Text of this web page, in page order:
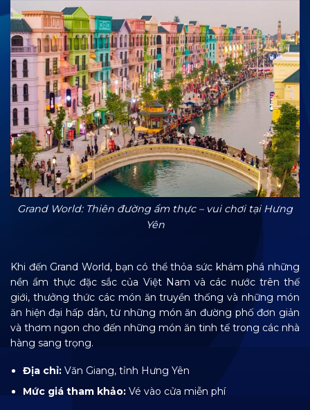
Grand World: Thiên đường ẩm thực – vui chơi tại Hưng
Yên
Khi đến Grand World, bạn có thể thỏa sức khám phá những
nền ẩm thực đặc sắc của Việt Nam và các nước trên thế
giới, thưởng thức các món ăn truyền thống và những món
ăn hiện đại hấp dẫn, từ những món ăn đường phố đơn giản
và thơm ngon cho đến những món ăn tinh tế trong các nhà
hàng sang trọng.
Địa chỉ: Văn Giang, tỉnh Hưng Yên
Mức giá tham khảo: Vé vào cửa miễn phí